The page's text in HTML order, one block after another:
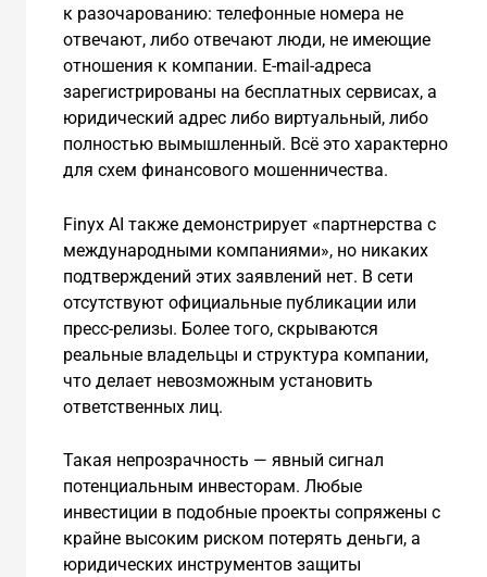
к разочарованию: телефонные номера не
отвечают, либо отвечают люди, не имеющие
отношения к компании. E-mail-адреса
зарегистрированы на бесплатных сервисах, а
юридический адрес либо виртуальный, либо
полностью вымышленный. Всё это характерно
для схем финансового мошенничества.
Finyx AI также демонстрирует «партнерства с
международными компаниями», но никаких
подтверждений этих заявлений нет. В сети
отсутствуют официальные публикации или
пресс-релизы. Более того, скрываются
реальные владельцы и структура компании,
что делает невозможным установить
ответственных лиц.
Такая непрозрачность — явный сигнал
потенциальным инвесторам. Любые
инвестиции в подобные проекты сопряжены с
крайне высоким риском потерять деньги, а
юридических инструментов защиты